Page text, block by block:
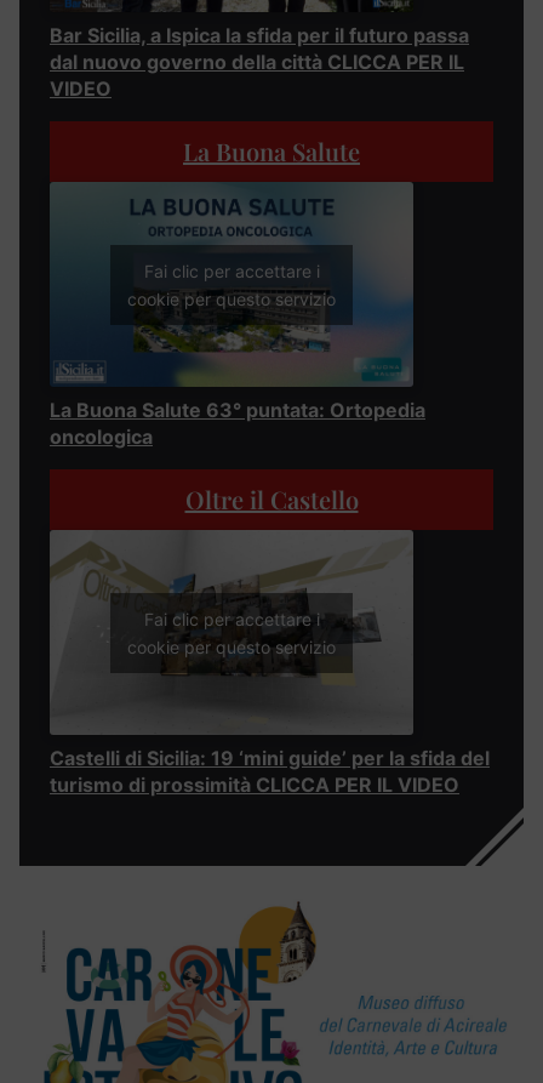
Bar Sicilia, a Ispica la sfida per il futuro passa
dal nuovo governo della città CLICCA PER IL
VIDEO
La Buona Salute
Fai clic per accettare i
cookie per questo servizio
La Buona Salute 63° puntata: Ortopedia
oncologica
Oltre il Castello
Fai clic per accettare i
cookie per questo servizio
Castelli di Sicilia: 19 ‘mini guide’ per la sfida del
turismo di prossimità CLICCA PER IL VIDEO